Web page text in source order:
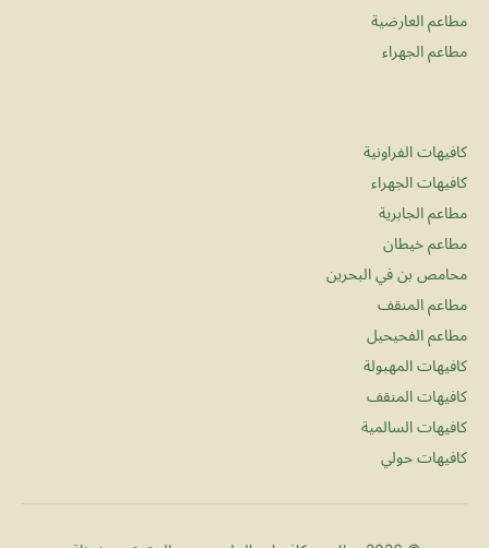
مطاعم العارضية
مطاعم الجهراء
كافيهات الفراونية
كافيهات الجهراء
مطاعم الجابرية
مطاعم خيطان
محامص بن في البحرين
مطاعم المنقف
مطاعم الفحيحيل
كافيهات المهبولة
كافيهات المنقف
كافيهات السالمية
كافيهات حولي